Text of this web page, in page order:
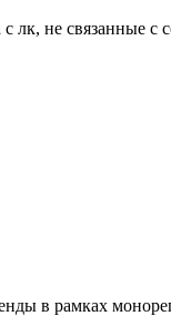
лк, не связанные с
в рамках